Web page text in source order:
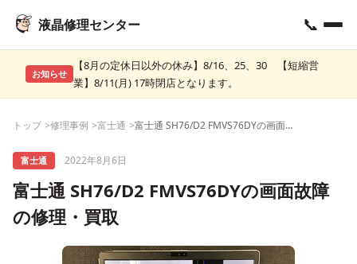
液晶修理センター 📞
お知らせ
【8月の定休日以外の休み】8/16、25、30 【短縮営
業】8/11(月) 17時閉店となります。
トップ 修理事例 富士通 富士通 SH76/D2 FMVS76DYの画面故障の修理・買取
富士通 2022年8月6日
富士通 SH76/D2 FMVS76DYの画面故障
の修理・買取